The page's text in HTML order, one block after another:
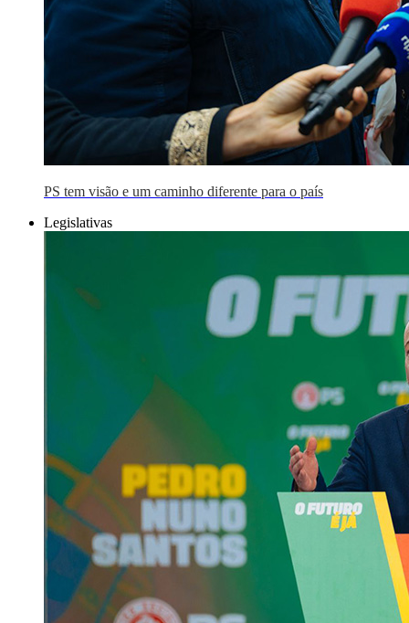
PS tem visão e um caminho diferente para o país
Legislativas